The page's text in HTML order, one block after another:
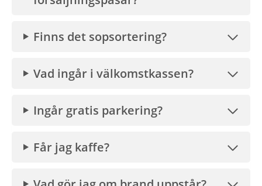
Finns det sopsortering?
Vad ingår i välkomstkassen?
Ingår gratis parkering?
Får jag kaffe?